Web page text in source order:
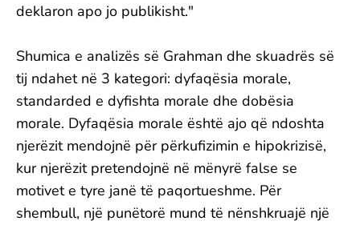
deklaron apo jo publikisht."
Shumica e analizës së Grahman dhe skuadrës së
tij ndahet në 3 kategori: dyfaqësia morale,
standarded e dyfishta morale dhe dobësia
morale. Dyfaqësia morale është ajo që ndoshta
njerëzit mendojnë për përkufizimin e hipokrizisë,
kur njerëzit pretendojnë në mënyrë false se
motivet e tyre janë të paqortueshme. Për
shembull, një punëtorë mund të nënshkruajë një